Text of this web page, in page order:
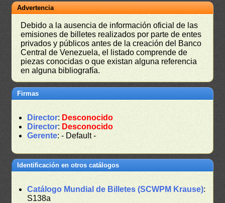
Advertencia
Debido a la ausencia de información oficial de las
emisiones de billetes realizados por parte de entes
privados y públicos antes de la creación del Banco
Central de Venezuela, el listado comprende de
piezas conocidas o que existan alguna referencia
en alguna bibliografía.
Firmas
Director: Desconocido
Director: Desconocido
Gerente: - Default -
Identificación en otros catálogos
Catálogo Mundial de Billetes (SCWPM Krause):
S138a